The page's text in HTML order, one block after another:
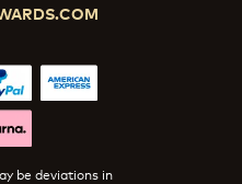
be deviations in